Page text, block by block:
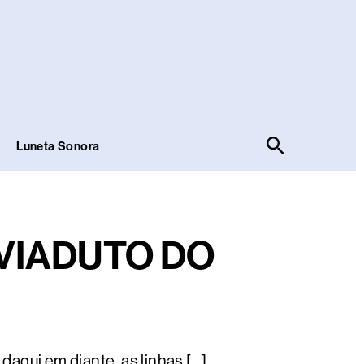
Luneta Sonora Pesquisar
DO